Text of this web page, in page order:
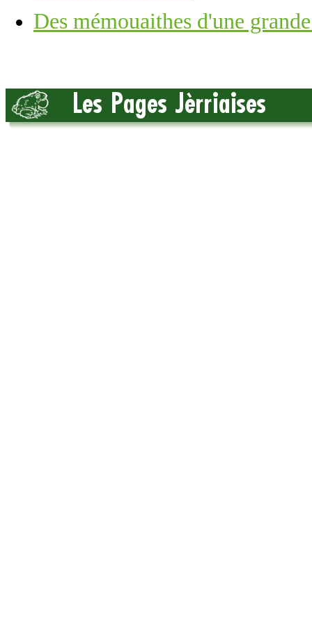
Des mémouaithes d'une